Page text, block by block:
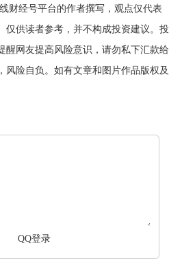
财经号平台的作者撰写，观点仅代表
仅供读者参考，并不构成投资建议。投
醒网友提高风险意识，请勿私下汇款给
风险自负。如有文章和图片作品版权及
QQ登录